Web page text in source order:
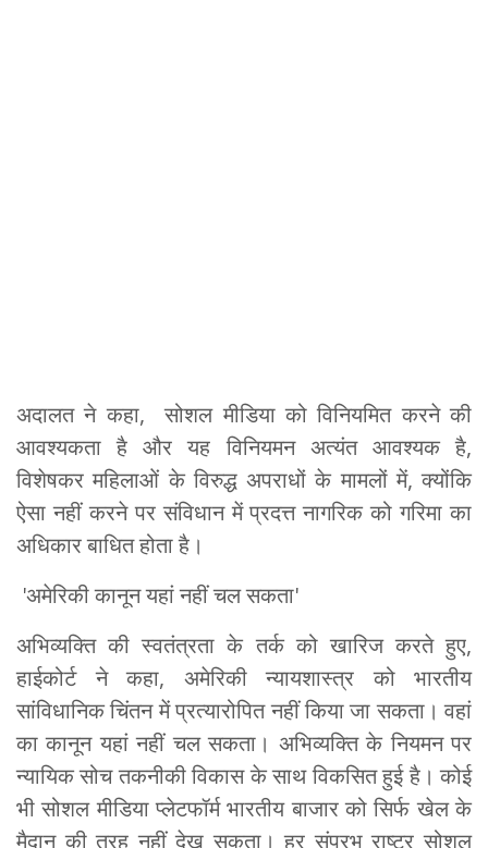
अदालत ने कहा, सोशल मीडिया को विनियमित करने की
आवश्यकता है और यह विनियमन अत्यंत आवश्यक है,
विशेषकर महिलाओं के विरुद्ध अपराधों के मामलों में, क्योंकि
ऐसा नहीं करने पर संविधान में प्रदत्त नागरिक को गरिमा का
अधिकार बाधित होता है।
'अमेरिकी कानून यहां नहीं चल सकता'
अभिव्यक्ति की स्वतंत्रता के तर्क को खारिज करते हुए,
हाईकोर्ट ने कहा, अमेरिकी न्यायशास्त्र को भारतीय
सांविधानिक चिंतन में प्रत्यारोपित नहीं किया जा सकता। वहां
का कानून यहां नहीं चल सकता। अभिव्यक्ति के नियमन पर
न्यायिक सोच तकनीकी विकास के साथ विकसित हुई है। कोई
भी सोशल मीडिया प्लेटफॉर्म भारतीय बाजार को सिर्फ खेल के
मैदान की तरह नहीं देख सकता। हर संप्रभु राष्ट्र सोशल